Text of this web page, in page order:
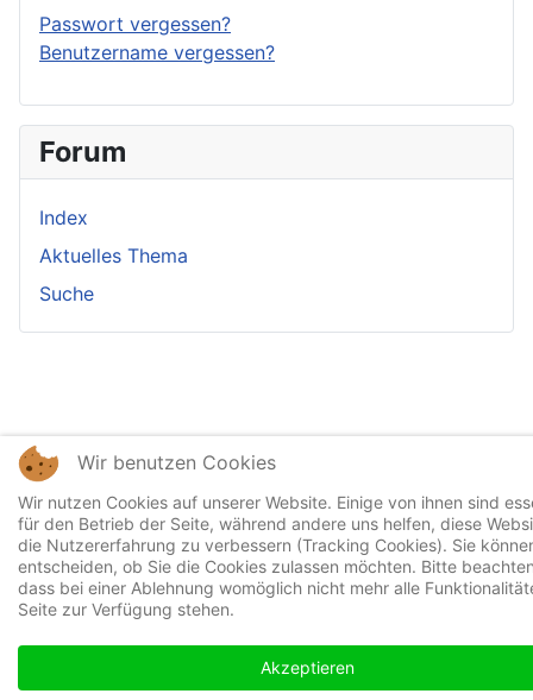
Passwort vergessen?
Benutzername vergessen?
Forum
Index
Aktuelles Thema
Suche
Wir benutzen Cookies
Wir nutzen Cookies auf unserer Website. Einige von ihnen sind
für den Betrieb der Seite, während andere uns helfen, diese
die Nutzererfahrung zu verbessern (Tracking Cookies). Sie
entscheiden, ob Sie die Cookies zulassen möchten. Bitte
dass bei einer Ablehnung womöglich nicht mehr alle
Seite zur Verfügung stehen.
Akzeptieren